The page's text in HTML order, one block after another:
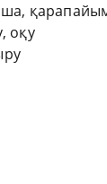
қарапайым
оқу